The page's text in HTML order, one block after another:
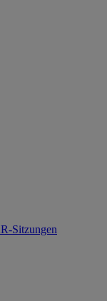
Sitzungen